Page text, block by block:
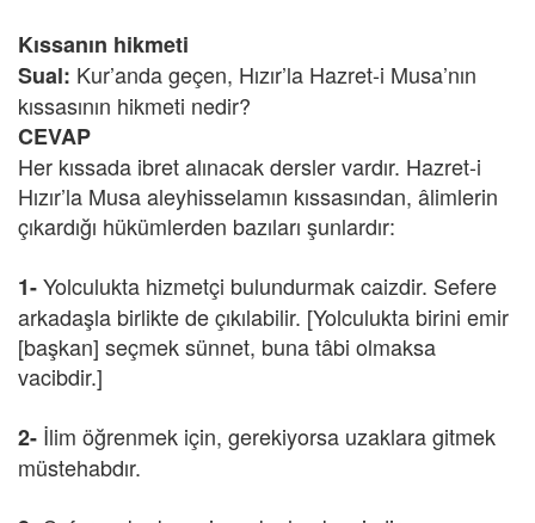
Kıssanın hikmeti
Sual: Kur’anda geçen, Hızır’la Hazret-i Musa’nın
kıssasının hikmeti nedir?
CEVAP
Her kıssada ibret alınacak dersler vardır. Hazret-i
Hızır’la Musa aleyhisselamın kıssasından, âlimlerin
çıkardığı hükümlerden bazıları şunlardır:
1-Yolculukta hizmetçi bulundurmak caizdir. Sefere
arkadaşla birlikte de çıkılabilir. [Yolculukta birini emir
[başkan] seçmek sünnet, buna tâbi olmaksa
vacibdir.]
2- İlim öğrenmek için, gerekiyorsa uzaklara gitmek
müstehabdır.